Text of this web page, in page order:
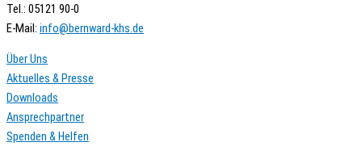
Tel.: 05121 90-0
E-Mail: ed.shk-drawnreb@ofni
Über Uns
Aktuelles & Presse
Downloads
Ansprechpartner
Spenden & Helfen